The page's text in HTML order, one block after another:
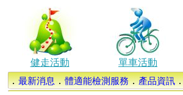
健走活動 單車活動
．最新消息．體適能檢測服務．產品資訊